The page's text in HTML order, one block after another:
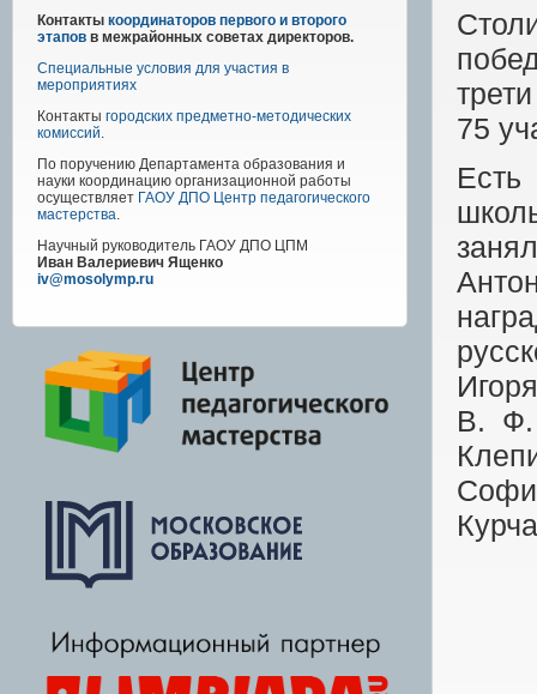
Контакты координаторов первого и второго
этапов в межрайонных советах директоров.
Специальные условия для участия в
мероприятиях
Контакты городских предметно-методических
комиссий.
По поручению Департамента образования и
науки координацию организационной работы
осуществляет ГАОУ ДПО Центр педагогического
мастерства.
Научный руководитель ГАОУ ДПО ЦПМ
Иван Валериевич Ященко
iv@mosolymp.ru
75
В.
Ф.